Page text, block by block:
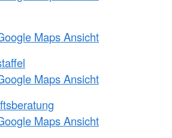
Maps Ansicht
Maps Ansicht
Maps Ansicht